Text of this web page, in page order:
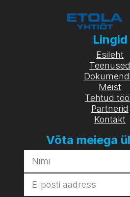
Lingid
Esileht
Teenused
Meist
Tehtud
Partnerid
Kontakt
Võta meiega